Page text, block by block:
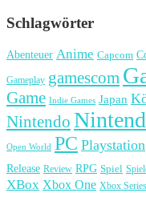
Schlagwörter
Abenteuer Anime Capcom
Gameplay gamescom
Game Indie Games Japan
Nintendo
Open World PC Playstation
Release Review RPG Spiel
XBox Xbox One Xbox